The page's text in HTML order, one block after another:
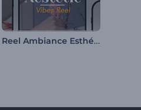
Reel Ambiance Esthétique